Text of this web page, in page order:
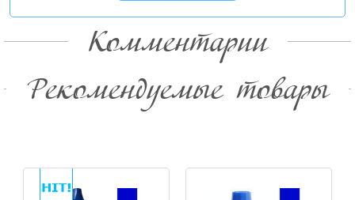
Комментарии
Рекомендуемые товары